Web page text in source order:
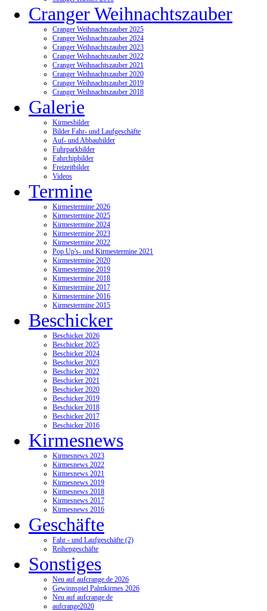
Cranger Weihnachtszauber
Cranger Weihnachtszauber 2025
Cranger Weihnachtszauber 2024
Cranger Weihnachtszauber 2023
Cranger Weihnachtszauber 2022
Cranger Weihnachtszauber 2021
Cranger Weihnachtszauber 2020
Cranger Weihnachtszauber 2019
Cranger Weihnachtszauber 2018
Galerie
Kirmesbilder
Bilder Fahr- und Laufgeschäfte
Auf- und Abbaubilder
Fuhrparkbilder
Fahrchipbilder
Freizeitbilder
Videos
Termine
Kirmestermine 2026
Kirmestermine 2025
Kirmestermine 2024
Kirmestermine 2023
Kirmestermine 2022
Pop Up's- und Kirmestermine 2021
Kirmestermine 2020
Kirmestermine 2019
Kirmestermine 2018
Kirmestermine 2017
Kirmestermine 2016
Kirmestermine 2015
Beschicker
Beschicker 2026
Beschicker 2025
Beschicker 2024
Beschicker 2023
Beschicker 2022
Beschicker 2021
Beschicker 2020
Beschicker 2019
Beschicker 2018
Beschicker 2017
Beschicker 2016
Kirmesnews
Kirmesnews 2023
Kirmesnews 2022
Kirmesnews 2021
Kirmesnews 2019
Kirmesnews 2018
Kirmesnews 2017
Kirmesnews 2016
Geschäfte
Fahr - und Laufgeschäfte (2)
Reihengeschäfte
Sonstiges
Neu auf aufcrange.de 2026
Gewinnspiel Palmkirmes 2026
Neu auf aufcrange.de
aufcrange2020